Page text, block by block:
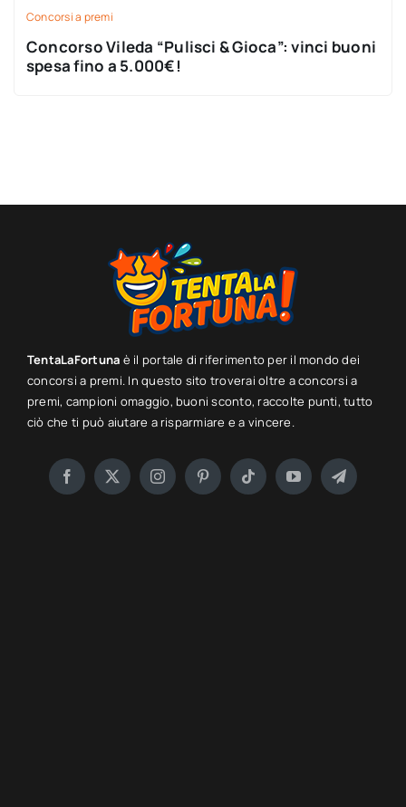
Concorsi a premi
Concorso Vileda “Pulisci & Gioca”: vinci buoni
spesa fino a 5.000€!
TentaLaFortuna è il portale di riferimento per il mondo dei
concorsi a premi. In questo sito troverai oltre a concorsi a
premi, campioni omaggio, buoni sconto, raccolte punti, tutto
ciò che ti può aiutare a risparmiare e a vincere.